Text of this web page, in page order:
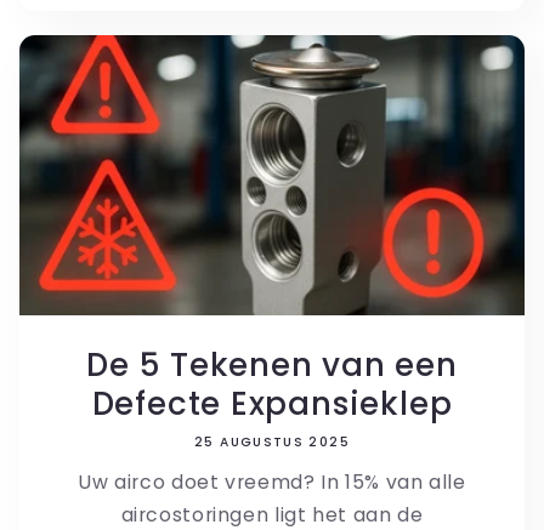
De 5 Tekenen van een
Defecte Expansieklep
25 AUGUSTUS 2025
Uw airco doet vreemd? In 15% van alle
aircostoringen ligt het aan de